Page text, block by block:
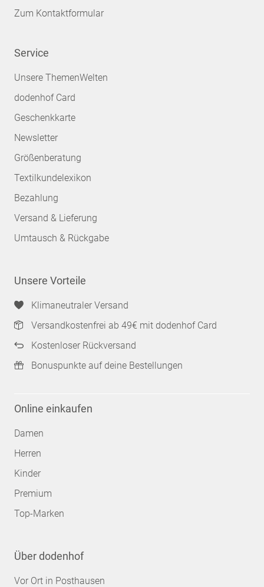
Zum Kontaktformular
Service
Unsere ThemenWelten
dodenhof Card
Geschenkkarte
Newsletter
Größenberatung
Textilkundelexikon
Bezahlung
Versand & Lieferung
Umtausch & Rückgabe
Unsere Vorteile
Klimaneutraler Versand
Versandkostenfrei ab 49€ mit dodenhof Card
Kostenloser Rückversand
Bonuspunkte auf deine Bestellungen
Online einkaufen
Damen
Herren
Kinder
Premium
Top-Marken
Über dodenhof
Vor Ort in Posthausen